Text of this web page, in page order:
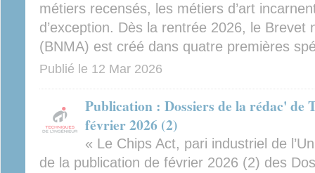
métiers recensés, les métiers d’art
d’exception. Dès la rentrée 2026, le Brevet
(BNMA) est créé dans quatre premières
Publié le 12 Mar 2026
Publication : Dossiers de la rédac' de
février 2026 (2)
« Le Chips Act, pari industriel de
de la publication de février 2026 (2) des